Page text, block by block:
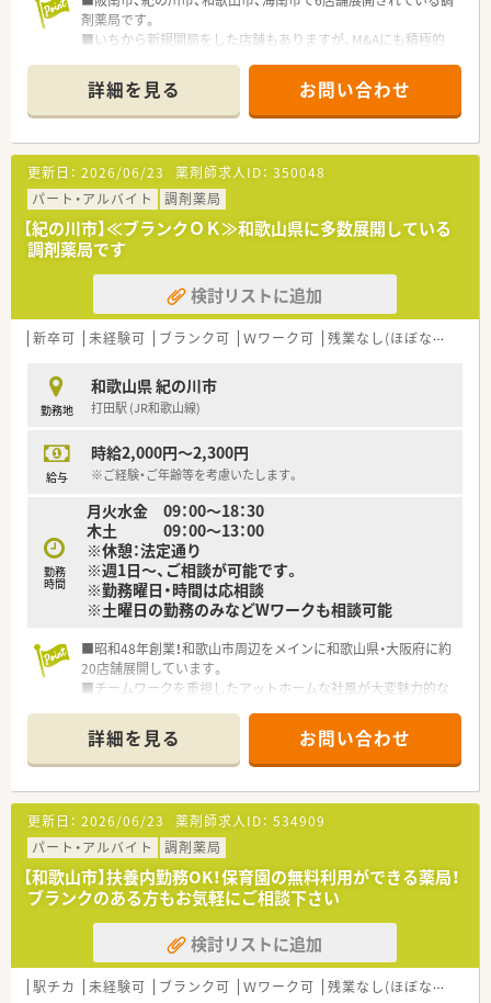
剤薬局です。
■いちから新規開局をした店舗もありますが、M&Aにも積極的
■社長は40代男性で、薬剤師として店舗で勤務をされながら薬
局経営をされておられますので、
現場の意見に寄り添った考え・視点で社員の方々と接していら
っしゃいます。
■急なお休みなどの緊急時には社長がヘルプに来てくださるの
で安心してお休み頂けます。
■個々のポテンシャルを尊重され現場に任せるスタンスなので、
ルールの押し付けやノルマなどの縛りはなく自由な社風です。
■自ら情報を取りに来る社員には、しっかりと教育をしてくださ
るので放任主義という感じではありません。
■総合病院の門前からクリニック門前まで幅広く取り扱ってお
り、スキルアップできる環境です。
■基本的には店舗異動はなく、全店残業がほぼ無いのも特徴の1
つです（全社平均残業5時間未満/月）
間を満たしていれば自由にシフトを調整できます。
詳細を見る お問い合わせ
更新日： 2026/06/23 薬剤師求人ID： 350048
パート・アルバイト
調剤薬局
【紀の川市】≪ブランクＯＫ≫和歌山県に多数展開している
調剤薬局です
検討リストに追加
新卒可 未経験可 ブランク可 Ｗワーク可 残業なし(ほぼなし含む)
勤務地
和歌山県 紀の川市
打田駅 (JR和歌山線)
給与
時給2,000円～2,300円
※ご経験・ご年齢等を考慮いたします。
勤務
時間
月火水金 09：00～18：30
木土 09：00～13：00
※休憩：法定通り
※週1日～、ご相談が可能です。
※勤務曜日・時間は応相談
※土曜日の勤務のみなどWワークも相談可能
■昭和48年創業！和歌山市周辺をメインに和歌山県・大阪府に約
20店舗展開しています。
■チームワークを重視したアットホームな社風が大変魅力的な
■地域のかかりつけ薬局として、地域の方の医療に貢献されてい
らっしゃいます。
■在宅研修や在宅薬学会、近畿学術大会に関しても参加されてい
ます。
■機械化も進んでおり、現在ほぼ全店に監査機を導入済み！水剤
の多い店舗は分注機も入っています。
詳細を見る お問い合わせ
更新日： 2026/06/23 薬剤師求人ID： 534909
パート・アルバイト
調剤薬局
【和歌山市】扶養内勤務OK！保育園の無料利用ができる薬局！
ブランクのある方もお気軽にご相談下さい
検討リストに追加
駅チカ 未経験可 ブランク可 Ｗワーク可 残業なし(ほぼなし含む)